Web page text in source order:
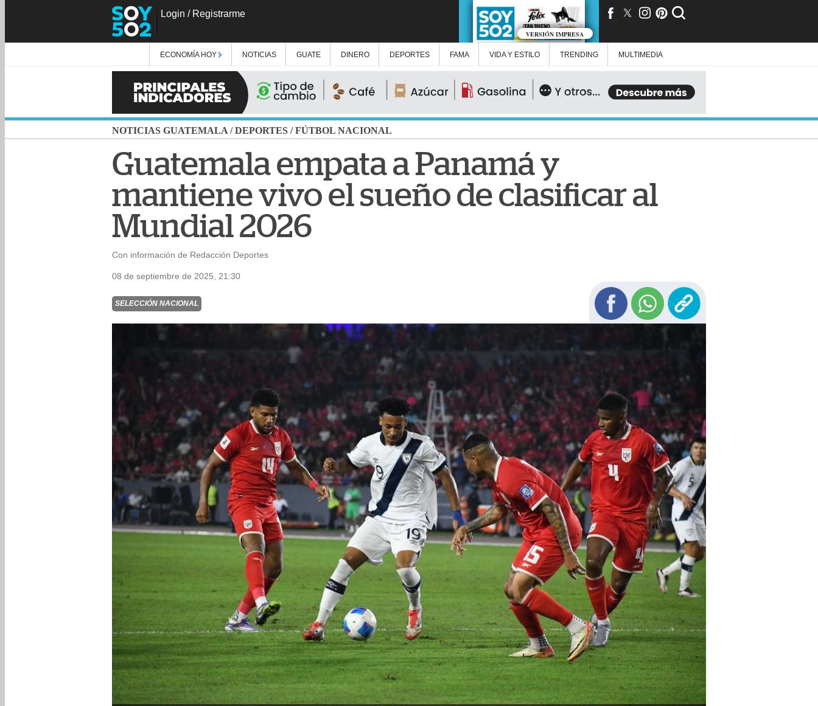
Login / Registrarme
VERSIÓN IMPRESA
ECONOMÍA HOY NOTICIAS GUATE DINERO DEPORTES FAMA VIDA Y ESTILO TRENDING MULTIMEDIA
NOTICIAS GUATEMALA /DEPORTES /FÚTBOL NACIONAL
Guatemala empata a Panamá y
mantiene vivo el sueño de clasificar al
Mundial 2026
Con información de Redacción Deportes
08 de septiembre de 2025, 21:30
SELECCIÓN NACIONAL